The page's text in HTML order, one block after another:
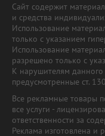
Сайт содержит
и средства
Использование
только с указанием
Использование
разрешено только с
К нарушителям
предусмотренные ст.
Все рекламные товары
все услуги -
ответственности за
Реклама изготовлена и